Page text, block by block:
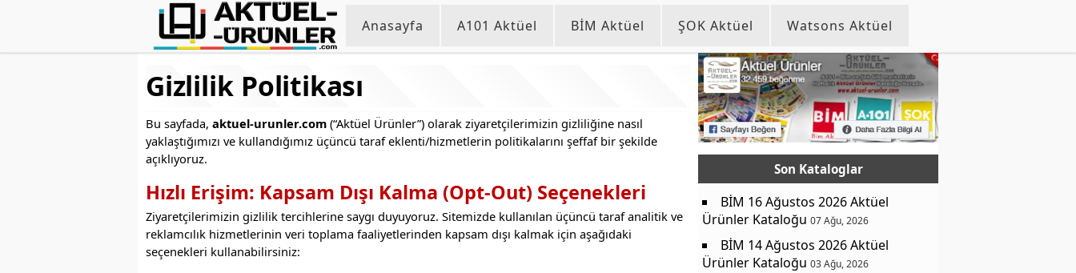
Anasayfa A101 Aktüel BİM Aktüel ŞOK Aktüel Watsons Aktüel
Gizlilik Politikası
Bu sayfada, aktuel-urunler.com (“Aktüel Ürünler”) olarak ziyaretçilerimizin gizliliğine nasıl
yaklaştığımızı ve kullandığımız üçüncü taraf eklenti/hizmetlerin politikalarını şeffaf bir şekilde
açıklıyoruz.
Hızlı Erişim: Kapsam Dışı Kalma (Opt-Out) Seçenekleri
Ziyaretçilerimizin gizlilik tercihlerine saygı duyuyoruz. Sitemizde kullanılan üçüncü taraf analitik ve
reklamcılık hizmetlerinin veri toplama faaliyetlerinden kapsam dışı kalmak için aşağıdaki
seçenekleri kullanabilirsiniz:
Son Kataloglar
BİM 16 Ağustos 2026 Aktüel
Ürünler Kataloğu 07 Ağu, 2026
BİM 14 Ağustos 2026 Aktüel
Ürünler Kataloğu 03 Ağu, 2026